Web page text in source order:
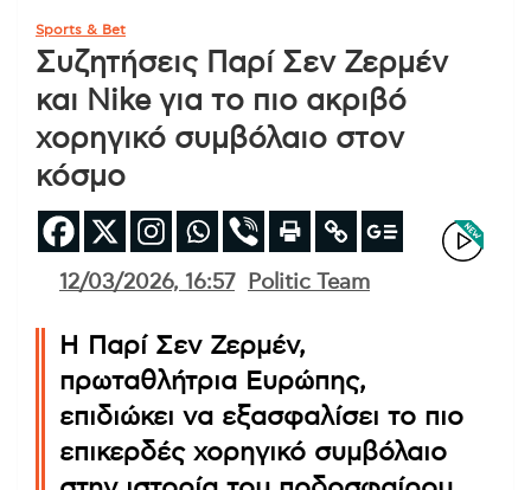
Sports & Bet
Συζητήσεις Παρί Σεν Ζερμέν
και Nike για το πιο ακριβό
χορηγικό συμβόλαιο στον
κόσμο
12/03/2026, 16:57 Politic Team
Η Παρί Σεν Ζερμέν,
πρωταθλήτρια Ευρώπης,
επιδιώκει να εξασφαλίσει το πιο
επικερδές χορηγικό συμβόλαιο